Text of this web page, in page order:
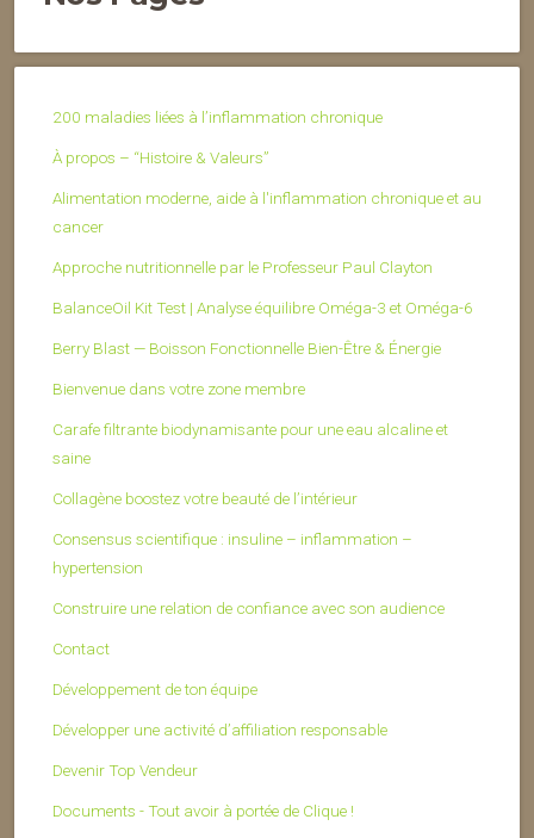
200 maladies liées à l’inflammation chronique
À propos – “Histoire & Valeurs”
Alimentation moderne, aide à l'inflammation chronique et au
cancer
Approche nutritionnelle par le Professeur Paul Clayton
BalanceOil Kit Test | Analyse équilibre Oméga-3 et Oméga-6
Berry Blast — Boisson Fonctionnelle Bien-Être & Énergie
Bienvenue dans votre zone membre
Carafe filtrante biodynamisante pour une eau alcaline et
saine
Collagène boostez votre beauté de l’intérieur
Consensus scientifique : insuline – inflammation –
hypertension
Construire une relation de confiance avec son audience
Contact
Développement de ton équipe
Développer une activité d’affiliation responsable
Devenir Top Vendeur
Documents - Tout avoir à portée de Clique !